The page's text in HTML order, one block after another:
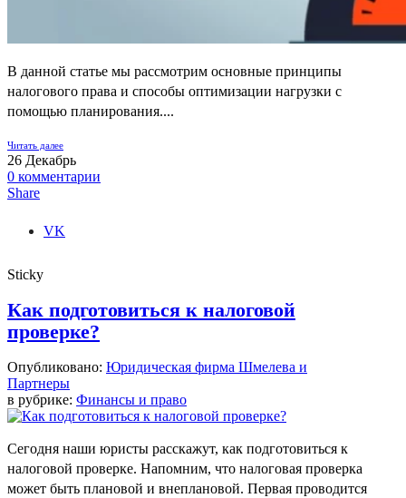
В данной статье мы рассмотрим основные принципы
налогового права и способы оптимизации нагрузки с
помощью планирования....
Читать далее
26 Декабрь
0 комментарии
Share
VK
Sticky
Как подготовиться к налоговой
проверке?
Опубликовано: Юридическая фирма Шмелева и
Партнеры
в рубрике: Финансы и право
Сегодня наши юристы расскажут, как подготовиться к
налоговой проверке. Напомним, что налоговая проверка
может быть плановой и внеплановой. Первая проводится